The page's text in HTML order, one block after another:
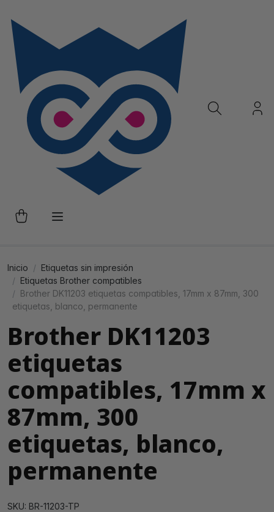
Inicio
Etiquetas sin impresión
Etiquetas Brother compatibles
Brother DK11203 etiquetas compatibles, 17mm x 87mm, 300
etiquetas, blanco, permanente
Brother DK11203
etiquetas
compatibles, 17mm x
87mm, 300
etiquetas, blanco,
permanente
SKU: BR-11203-TP